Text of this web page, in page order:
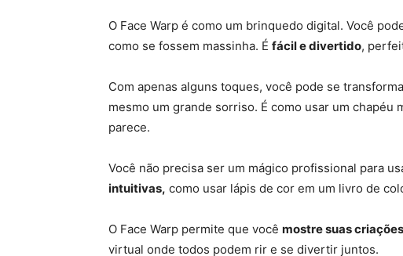
O Face Warp é como um brinquedo digital. Você
como se fossem massinha. É fácil e divertido,
Com apenas alguns toques, você pode se
mesmo um grande sorriso. É como usar um chapéu
parece.
Você não precisa ser um mágico profissional para
intuitivas, como usar lápis de cor em um livro de
O Face Warp permite que você mostre suas
virtual onde todos podem rir e se divertir juntos.